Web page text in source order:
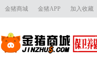
金猪商城 金猪APP 加入收藏